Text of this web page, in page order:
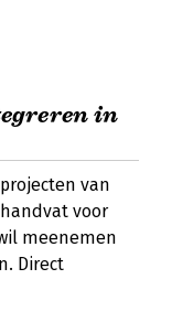
in
van
voor
meenemen
Direct